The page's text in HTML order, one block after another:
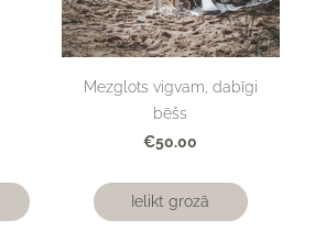
Mezglots vigvam, dabīgi
bēšs
€50.00
Ielikt grozā